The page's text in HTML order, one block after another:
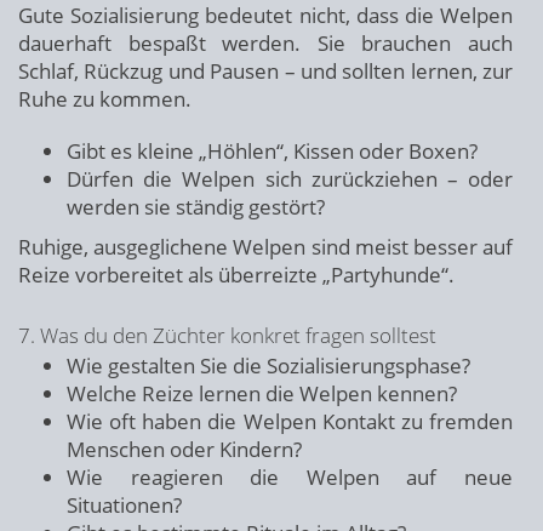
Gute Sozialisierung bedeutet nicht, dass die Welpen
dauerhaft bespaßt werden. Sie brauchen auch
Schlaf, Rückzug und Pausen – und sollten lernen, zur
Ruhe zu kommen.
Gibt es kleine „Höhlen“, Kissen oder Boxen?
Dürfen die Welpen sich zurückziehen – oder
werden sie ständig gestört?
Ruhige, ausgeglichene Welpen sind meist besser auf
Reize vorbereitet als überreizte „Partyhunde“.
7. Was du den Züchter konkret fragen solltest
Wie gestalten Sie die Sozialisierungsphase?
Welche Reize lernen die Welpen kennen?
Wie oft haben die Welpen Kontakt zu fremden
Menschen oder Kindern?
Wie reagieren die Welpen auf neue
Situationen?